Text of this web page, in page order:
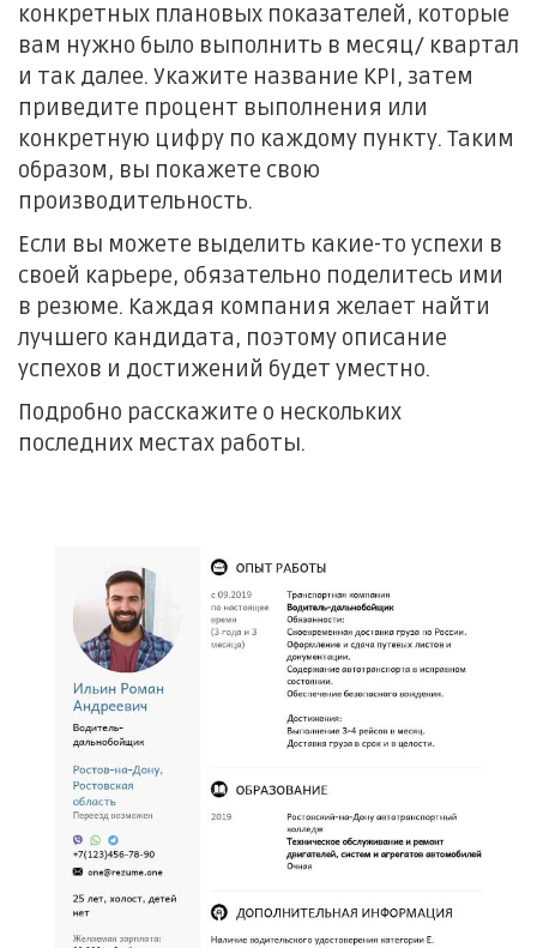
конкретных плановых показателей, которые
вам нужно было выполнить в месяц/ квартал
и так далее. Укажите название KPI, затем
приведите процент выполнения или
конкретную цифру по каждому пункту. Таким
образом, вы покажете свою
производительность.
Если вы можете выделить какие-то успехи в
своей карьере, обязательно поделитесь ими
в резюме. Каждая компания желает найти
лучшего кандидата, поэтому описание
успехов и достижений будет уместно.
Подробно расскажите о нескольких
последних местах работы.